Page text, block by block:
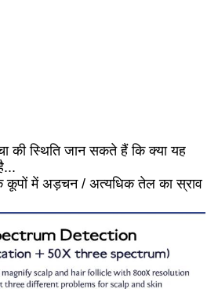
की स्थिति जान सकते हैं कि क्या यह
कूपों में अड़चन / अत्यधिक तेल का स्राव